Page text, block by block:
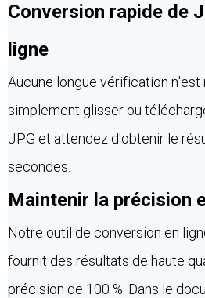
Conversion rapide de
ligne
Aucune longue vérification
simplement glisser ou
JPG et attendez d'obtenir le
secondes.
Maintenir la précision
Notre outil de conversion en
fournit des résultats de haute
précision de 100 %. Dans le